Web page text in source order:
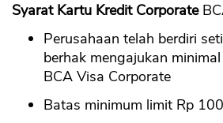
Syarat Kartu Kredit Corporate
Perusahaan telah berdiri
berhak mengajukan
BCA Visa Corporate
Batas minimum limit Rp